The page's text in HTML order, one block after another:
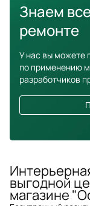
Знаем
ремонте
У нас вы можете
по применению
разработчиков
выгодной
магазине